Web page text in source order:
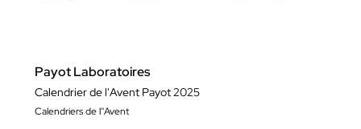
Payot Laboratoires
Calendrier de l'Avent Payot 2025
Calendriers de l''Avent